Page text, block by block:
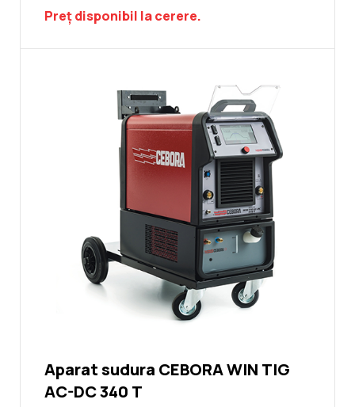
Preț disponibil la cerere.
Aparat sudura CEBORA WIN TIG
AC-DC 340 T